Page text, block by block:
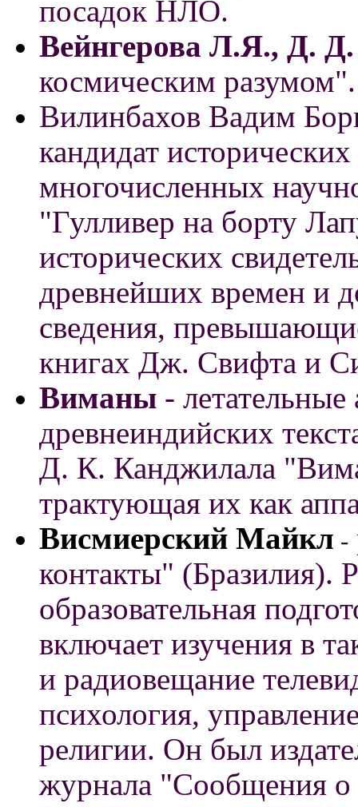
посадок НЛО.
Вейнгерова Л.Я., Д.
космическим
Вилинбахов Вадим
кандидат
многочисленных
"Гулливер на борту
исторических
древнейших времен и
сведения,
книгах Дж. Свифта и
Виманы -
древнеиндийских
Д. К. Канджилала
трактующая их как
Висмиерский Майкл -
контакты" (Бразилия).
образовательная
включает изучения в
и радиовещание
психология,
религии. Он был
журнала "Сообщения